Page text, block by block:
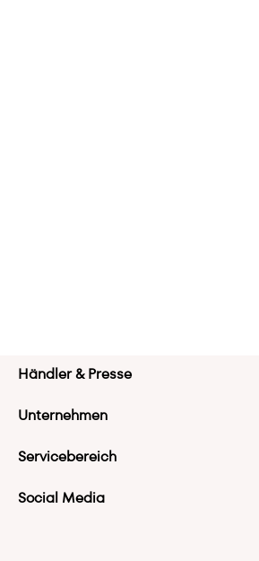
Händler & Presse
Unternehmen
Servicebereich
Social Media